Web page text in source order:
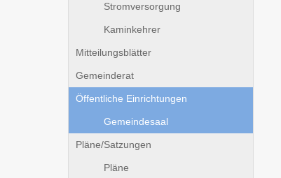
Stromversorgung
Kaminkehrer
Mitteilungsblätter
Gemeinderat
Öffentliche Einrichtungen
Gemeindesaal
Pläne/Satzungen
Pläne